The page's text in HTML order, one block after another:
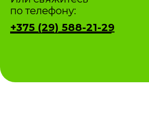
по телефону:
+375 (29) 588-21-29